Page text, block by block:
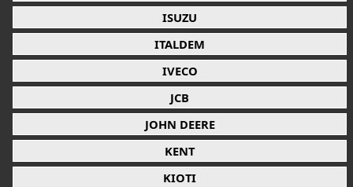
ISUZU
ITALDEM
IVECO
JCB
JOHN DEERE
KENT
KIOTI